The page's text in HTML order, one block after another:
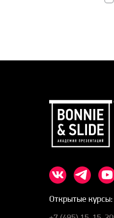
Открытые курсы: